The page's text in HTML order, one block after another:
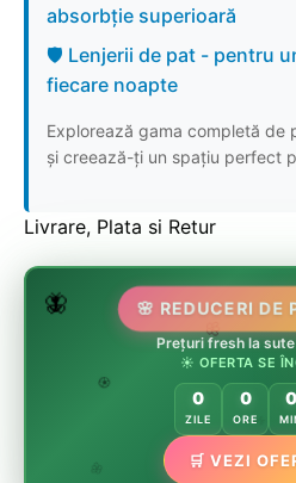
absorbție superioară
🛡️ Lenjerii de pat - pentru
fiecare noapte
Explorează gama completă de
și creează-ți un spațiu perfect
Livrare, Plata si Retur
🌸
🌿
🌸
🌷
🦋 🌸 REDUCERI DE
Prețuri fresh la
☀️ OFERTA SE
0
ZILE
0
ORE
0
🛒 VEZI